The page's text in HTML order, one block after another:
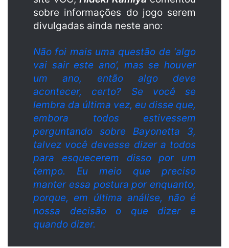
sobre informações do jogo serem
divulgadas ainda neste ano:
Não foi mais uma questão de ‘algo
vai sair este ano’, mas se houver
um ano, então algo deve
acontecer, certo? Se você se
lembra da última vez, eu disse que,
embora todos estivessem
perguntando sobre Bayonetta 3,
talvez você devesse dizer a todos
para esquecerem disso por um
tempo. Eu meio que preciso
manter essa postura por enquanto,
porque, em última análise, não é
nossa decisão o que dizer e
quando dizer.